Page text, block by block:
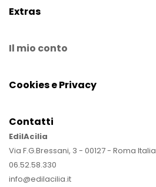
Extras
Il mio conto
Cookies e Privacy
Contatti
EdilAcilia
Via F.G.Bressani, 3 - 00127 - Roma Italia
06.52.58.330
info@edilacilia.it